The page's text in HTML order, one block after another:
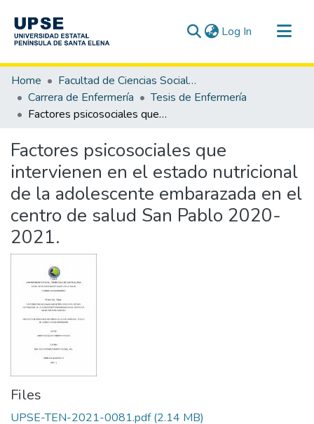
Log In (current)
Communities & Collections
All of DSpace
Statistics
Home
Facultad de Ciencias Sociales y de la Salud
Carrera de Enfermería
Tesis de Enfermería
Factores psicosociales que intervienen en el estado nutricional de la adolescente embarazada en el centro de salud San Pablo 2020-2021.
Factores psicosociales que
intervienen en el estado nutricional
de la adolescente embarazada en el
centro de salud San Pablo 2020-
2021.
Files
UPSE-TEN-2021-0081.pdf(2.14 MB)